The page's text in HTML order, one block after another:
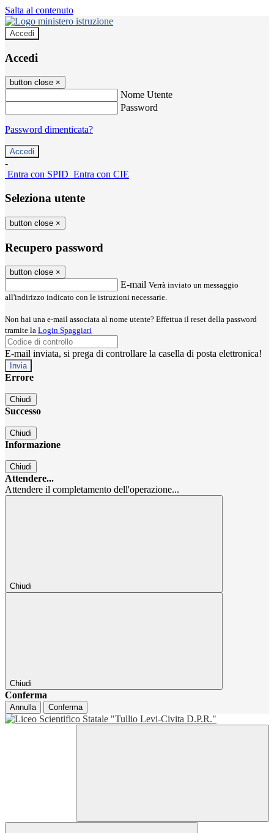
Salta al contenuto
Accedi
Accedi
button close ×
Nome Utente
Password
Password dimenticata?
-
Entra con SPID Entra con CIE
Seleziona utente
button close ×
Recupero password
button close ×
E-mail Verrà inviato un messaggio
all'indirizzo indicato con le istruzioni necessarie.
Non hai una e-mail associata al nome utente? Effettua il reset della password
tramite la Login Spaggiari
E-mail inviata, si prega di controllare la casella di posta elettronica!
Errore
Chiudi
Successo
Chiudi
Informazione
Chiudi
Attendere...
Attendere il completamento dell'operazione...
Chiudi
Chiudi
Conferma
Annulla Conferma